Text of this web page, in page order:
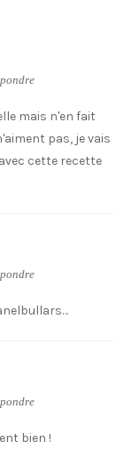
mais n'en fait
pas, je vais
cette recette
bien !